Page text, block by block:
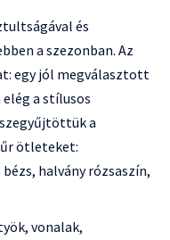
és
a szezonban. Az
egy jól megválasztott
a stílusos
a
ötleteket:
halvány rózsaszín,
vonalak,